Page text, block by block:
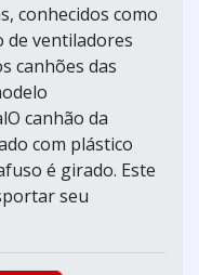
conhecidos como
ventiladores
canhões das
canhão da
com plástico
é girado. Este
seu